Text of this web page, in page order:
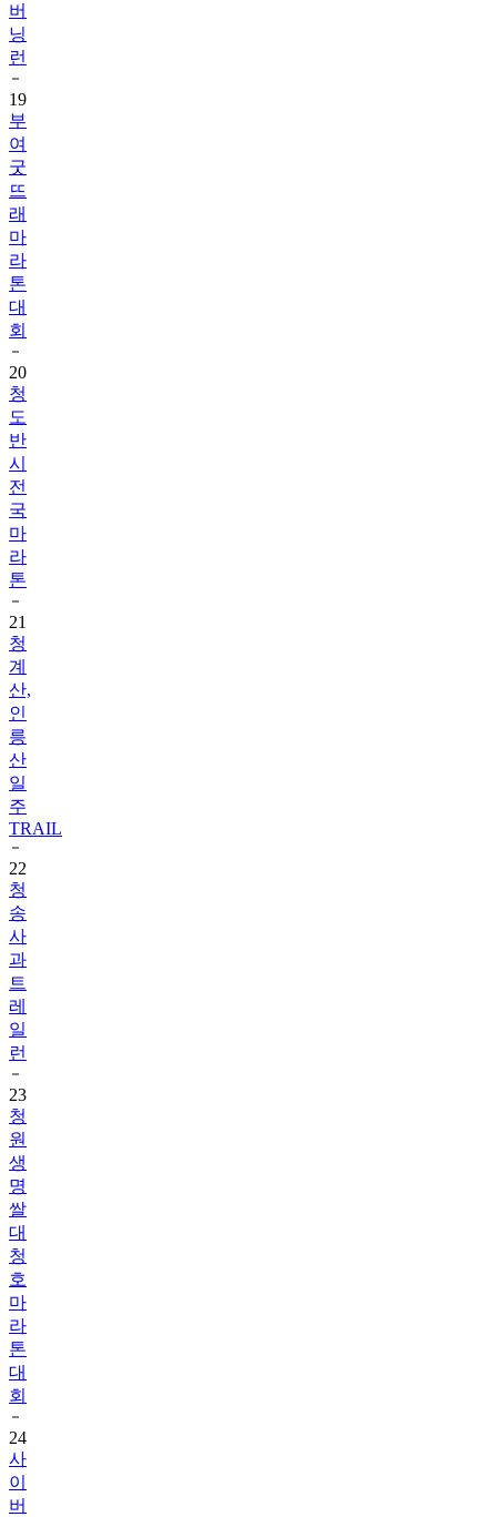
버
닝
런
19
부
여
굿
뜨
래
마
라
톤
대
회
20
청
도
반
시
전
국
마
라
톤
21
청
계
산,
인
릉
산
일
주
TRAIL
22
청
송
사
과
트
레
일
런
23
청
원
생
명
쌀
대
청
호
마
라
톤
대
회
24
사
이
버